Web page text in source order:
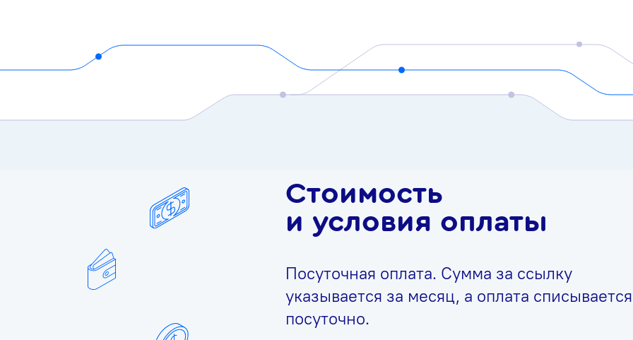
Стоимость
и условия оплаты
Посуточная оплата. Сумма за ссылку
указывается за месяц, а оплата списывается
посуточно.